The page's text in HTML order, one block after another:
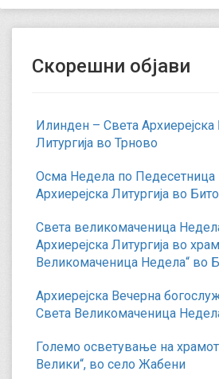
Скорешни објави
Илинден – Света
Литургија во Трново
Осма Недела по Педесетница
Архиерејска Литургија во
Света великомаченица
Архиерејска Литургија во
Великомаченица Недела“ во
Архиерејска Вечерна
Света Великомаченица
Големо осветување на храмот
Велики“, во село Жабени